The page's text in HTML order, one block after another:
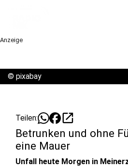
Anzeige
© pixabay
Teilen: open_in_new
Betrunken und ohne
eine Mauer
Unfall heute Morgen in